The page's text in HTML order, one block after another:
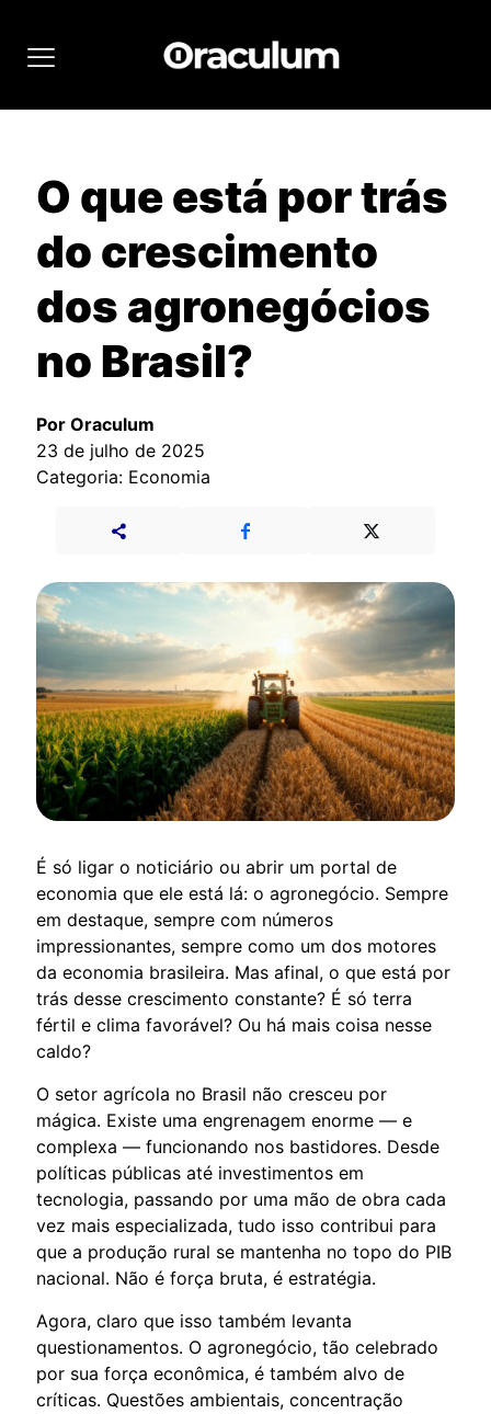
O que está por trás
do crescimento
dos agronegócios
no Brasil?
Por Oraculum
23 de julho de 2025
Categoria: Economia
É só ligar o noticiário ou abrir um portal de
economia que ele está lá: o agronegócio. Sempre
em destaque, sempre com números
impressionantes, sempre como um dos motores
da economia brasileira. Mas afinal, o que está por
trás desse crescimento constante? É só terra
fértil e clima favorável? Ou há mais coisa nesse
caldo?
O setor agrícola no Brasil não cresceu por
mágica. Existe uma engrenagem enorme — e
complexa — funcionando nos bastidores. Desde
políticas públicas até investimentos em
tecnologia, passando por uma mão de obra cada
vez mais especializada, tudo isso contribui para
que a produção rural se mantenha no topo do PIB
nacional. Não é força bruta, é estratégia.
Agora, claro que isso também levanta
questionamentos. O agronegócio, tão celebrado
por sua força econômica, é também alvo de
críticas. Questões ambientais, concentração